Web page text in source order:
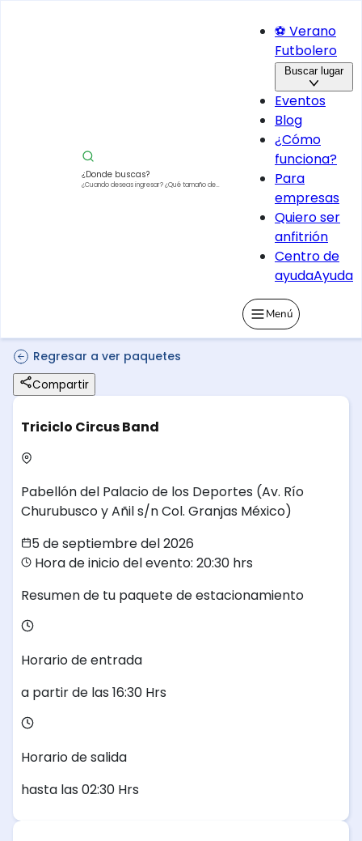
¿Donde buscas?
¿Cuando deseas ingresar?¿Qué tamaño de
⚽ Verano
Futbolero
Buscar lugar
Eventos
Blog
¿Cómo
funciona?
Para
empresas
Quiero ser
anfitrión
Centro de
ayudaAyuda
Menú
Regresar a ver paquetes
Compartir
Triciclo Circus Band
Pabellón del Palacio de los Deportes (Av. Río
Churubusco y Añil s/n Col. Granjas México)
5 de septiembre del 2026
Hora de inicio del evento: 20:30 hrs
Resumen de tu paquete de estacionamiento
Horario de entrada
a partir de las 16:30 Hrs
Horario de salida
hasta las 02:30 Hrs